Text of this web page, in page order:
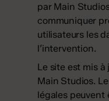
par Main
communiquer
utilisateurs les
l’intervention.
Le site est mis
Main Studios.
légales peuvent